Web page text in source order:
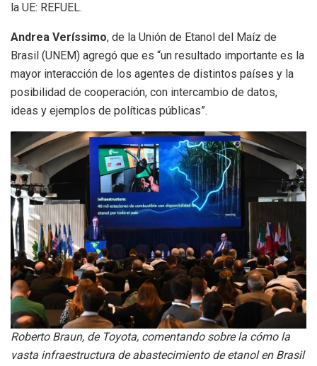
la UE: REFUEL.
Andrea Veríssimo, de la Unión de Etanol del Maíz de
Brasil (UNEM) agregó que es “un resultado importante es la
mayor interacción de los agentes de distintos países y la
posibilidad de cooperación, con intercambio de datos,
ideas y ejemplos de políticas públicas”.
Roberto Braun, de Toyota, comentando sobre la cómo la
vasta infraestructura de abastecimiento de etanol en Brasil